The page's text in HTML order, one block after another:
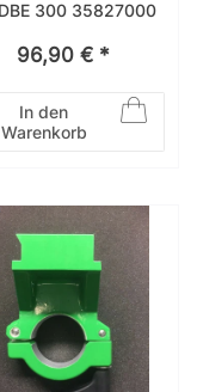
für DBE 300 35827000
96,90 € *
In den
Warenkorb